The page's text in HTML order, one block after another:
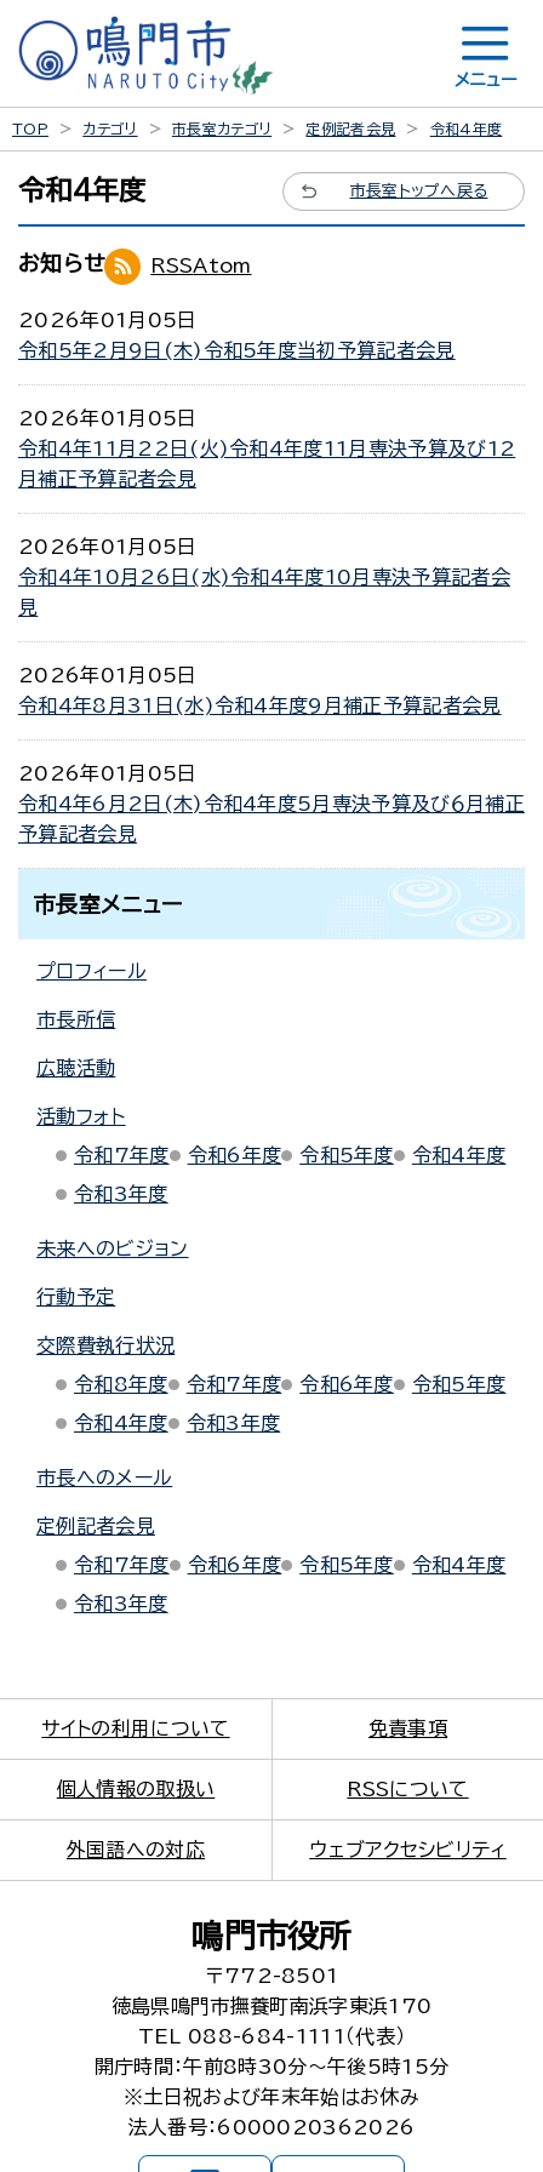
メニュー
TOP カテゴリ 市長室カテゴリ 定例記者会見 令和4年度
令和4年度 市長室トップへ戻る
お知らせ RSSAtom
2026年01月05日
令和5年2月9日(木)令和5年度当初予算記者会見
2026年01月05日
令和4年11月22日(火)令和4年度11月専決予算及び12
月補正予算記者会見
2026年01月05日
令和4年10月26日(水)令和4年度10月専決予算記者会
見
2026年01月05日
令和4年8月31日(水)令和4年度9月補正予算記者会見
2026年01月05日
令和4年6月2日(木)令和4年度5月専決予算及び６月補正
予算記者会見
市長室メニュー
プロフィール
市長所信
広聴活動
活動フォト
令和7年度
令和6年度 令和5年度
令和4年度
令和3年度
未来へのビジョン
行動予定
交際費執行状況
令和8年度
令和7年度 令和6年度
令和5年度
令和4年度
令和3年度
市長へのメール
定例記者会見
令和7年度
令和6年度 令和5年度
令和4年度
令和3年度
サイトの利用について 免責事項
個人情報の取扱い RSSについて
外国語への対応 ウェブアクセシビリティ
鳴門市役所
〒772-8501
徳島県鳴門市撫養町南浜字東浜170
TEL 088-684-1111（代表）
開庁時間：午前8時30分～午後5時15分
※土日祝および年末年始はお休み
法人番号：6000020362026